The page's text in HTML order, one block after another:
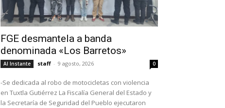
FGE desmantela a banda
denominada «Los Barretos»
Al Instante staff - 9 agosto, 2026 0
-Se dedicada al robo de motocicletas con violencia
en Tuxtla Gutiérrez La Fiscalía General del Estado y
la Secretaría de Seguridad del Pueblo ejecutaron